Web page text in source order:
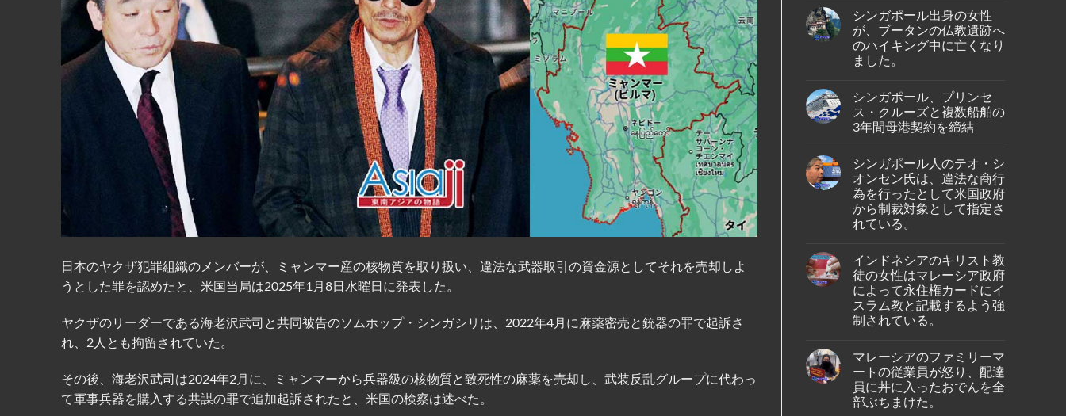
日本のヤクザ犯罪組織のメンバーが、ミャンマー産の核物質を取り扱い、違法な武器取引の資金源としてそれを売却しよ
うとした罪を認めたと、米国当局は2025年1月8日水曜日に発表した。
ヤクザのリーダーである海老沢武司と共同被告のソムホップ・シンガシリは、2022年4月に麻薬密売と銃器の罪で起訴さ
れ、2人とも拘留されていた。
その後、海老沢武司は2024年2月に、ミャンマーから兵器級の核物質と致死性の麻薬を売却し、武装反乱グループに代わっ
て軍事兵器を購入する共謀の罪で追加起訴されたと、米国の検察は述べた。
性
が
イ
ン
ド
ネ
の
バ
タ
ム
島
テ
ル
で
死
亡
し
て
の
が
発
見
さ
れ
た。
on
タ
イ・
ラ
イ
オ
ア、
ジ
ェ
ッ
料
価
格
高
騰
を
受
け
ケ
ッ
ト
～
シ
ン
ガ
ル
線
を
含
む
15
シンガポール出身の女性
が、ブータンの仏教遺跡へ
のハイキング中に亡くなり
ました。
on
シ
ン
ガ
ル
出
身
の
女
性
が、
ブ
ン
の
仏
教
遺
跡
へ
イ
キ
ン
グ
中
に
シンガポール、プリンセ
ス・クルーズと複数船舶の
3年間母港契約を締結
on
シ
ン
ガ
ポ
ー
ル、
セ
ス・
ク
ル
ー
ズ
と
船
3
年
間
シンガポール人のテオ・シ
オンセン氏は、違法な商行
為を行ったとして米国政府
から制裁対象として指定さ
れている。
on
シ
ン
ガ
ポ
ー
ル
テ
オ・
シ
オ
ン
セ
インドネシアのキリスト教
徒の女性はマレーシア政府
によって永住権カードにイ
スラム教と記載するよう強
制されている。
on
ド
ネ
シ
マレーシアのファミリーマ
ートの従業員が怒り、配達
員に丼に入ったおでんを全
部ぶちまけた。